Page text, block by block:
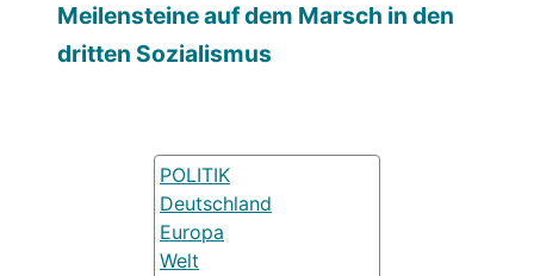
Meilensteine auf dem Marsch in den
dritten Sozialismus
POLITIK
Deutschland
Europa
Welt